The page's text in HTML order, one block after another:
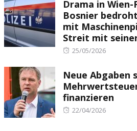
Drama in
Bosnier
mit
Streit mit
Posted
25/05/2026
Neue Abgaben
finanzieren
Posted
22/04/2026